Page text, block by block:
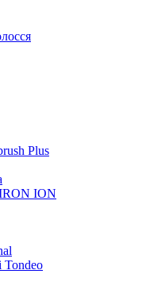
Plus
ION
Tondeo